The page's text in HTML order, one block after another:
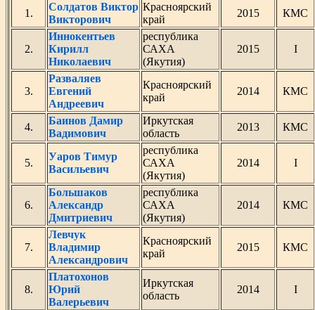
1.
Солдатов Виктор
Викторович
Красноярский
край
2015 КМС
2.
Иннокентьев
Кирилл
Николаевич
республика
САХА
(Якутия)
2015 I
3.
Разваляев
Евгений
Андреевич
Красноярский
край
2014 КМС
4.
Баинов Дамир
Вадимович
Иркутская
область
2013 КМС
5.
Уаров Тимур
Васильевич
республика
САХА
(Якутия)
2014 I
6.
Большаков
Александр
Дмитриевич
республика
САХА
(Якутия)
2014 КМС
7.
Левчук
Владимир
Александрович
Красноярский
край
2015 КМС
8.
Платохонов
Юрий
Валерьевич
Иркутская
область
2014 I